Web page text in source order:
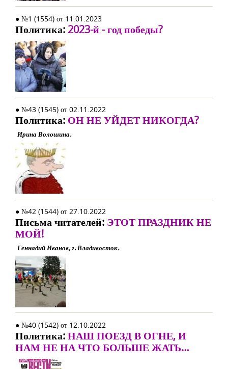
● №1 (1554) от 11.01.2023
Политика: 2023-й - год победы?
● №43 (1545) от 02.11.2022
Политика: ОН НЕ УЙДЕТ НИКОГДА?
Ирина Волошина.
● №42 (1544) от 27.10.2022
Письма читателей: ЭТОТ ПРАЗДНИК НЕ
МОЙ!
Геннадий Иванов, г. Владивосток.
● №40 (1542) от 12.10.2022
Политика:НАШ ПОЕЗД В ОГНЕ, И
НАМ НЕ НА ЧТО БОЛЬШЕ ЖАТЬ…